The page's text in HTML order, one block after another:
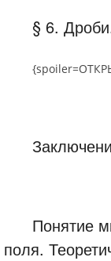
§ 6.
{spoiler=
Понятие
поля.